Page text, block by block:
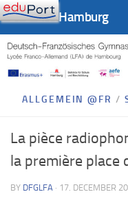
Skip to content
DFG-LFA Hamburg
ALLGEMEIN @FR /
La pièce
la première place
BY DFGLFA · 17. DECEMBER